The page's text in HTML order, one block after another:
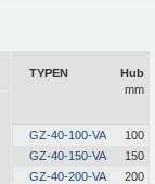
TYPEN
Hub
mm
GZ-40-100-VA
100
GZ-40-150-VA
150
GZ-40-200-VA
200